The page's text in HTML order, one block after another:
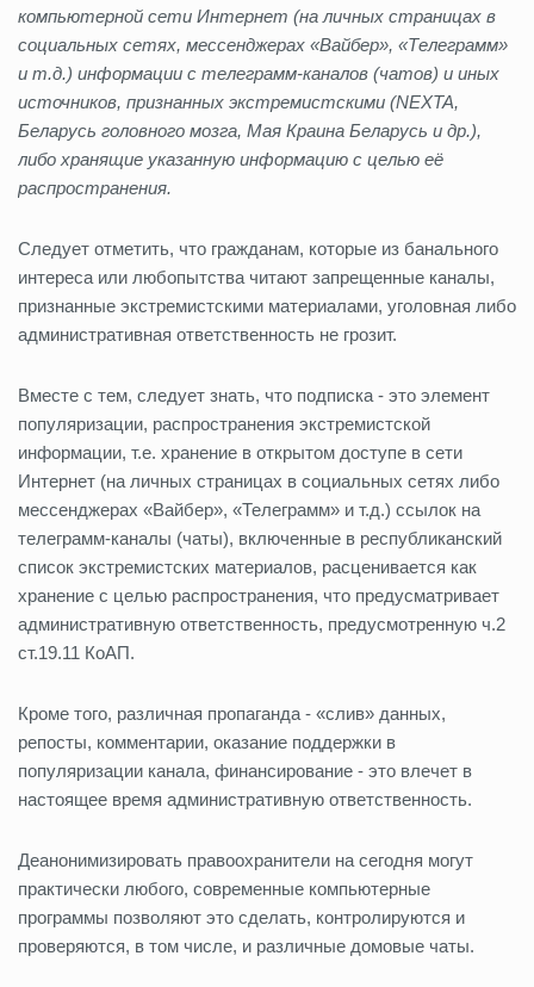
компьютерной сети Интернет (на личных страницах в
социальных сетях, мессенджерах «Вайбер», «Телеграмм»
и т.д.) информации с телеграмм-каналов (чатов) и иных
источников, признанных экстремистскими (NEXTA,
Беларусь головного мозга, Мая Краина Беларусь и др.),
либо хранящие указанную информацию с целью её
распространения.
Следует отметить, что гражданам, которые из банального
интереса или любопытства читают запрещенные каналы,
признанные экстремистскими материалами, уголовная либо
административная ответственность не грозит.
Вместе с тем, следует знать, что подписка - это элемент
популяризации, распространения экстремистской
информации, т.е. хранение в открытом доступе в сети
Интернет (на личных страницах в социальных сетях либо
мессенджерах «Вайбер», «Телеграмм» и т.д.) ссылок на
телеграмм-каналы (чаты), включенные в республиканский
список экстремистских материалов, расценивается как
хранение с целью распространения, что предусматривает
административную ответственность, предусмотренную ч.2
ст.19.11 КоАП.
Кроме того, различная пропаганда - «слив» данных,
репосты, комментарии, оказание поддержки в
популяризации канала, финансирование - это влечет в
настоящее время административную ответственность.
Деанонимизировать правоохранители на сегодня могут
практически любого, современные компьютерные
программы позволяют это сделать, контролируются и
проверяются, в том числе, и различные домовые чаты.